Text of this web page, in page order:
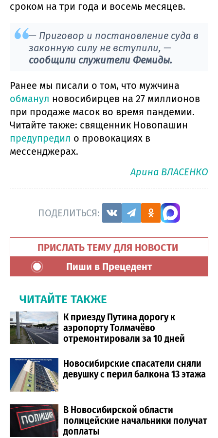
сроком на три года и восемь месяцев.
— Приговор и постановление суда в
законную силу не вступили, —
сообщили служители Фемиды.
Ранее мы писали о том, что мужчина
обманул новосибирцев на 27 миллионов
при продаже масок во время пандемии.
Читайте также: священник Новопашин
предупредил о провокациях в
мессенджерах.
Арина ВЛАСЕНКО
ПОДЕЛИТЬСЯ:
ПРИСЛАТЬ ТЕМУ ДЛЯ НОВОСТИ
Пиши в Прецедент
ЧИТАЙТЕ ТАКЖЕ
К приезду Путина дорогу к
аэропорту Толмачёво
отремонтировали за 10 дней
Новосибирские спасатели сняли
девушку с перил балкона 13 этажа
В Новосибирской области
полицейские начальники получат
доплаты